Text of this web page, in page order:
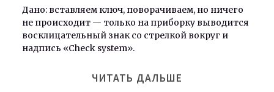
Дано: вставляем ключ, поворачиваем, но ничего
не происходит — только на приборку выводится
восклицательный знак со стрелкой вокруг и
надпись «Check system».
ЧИТАТЬ ДАЛЬШЕ